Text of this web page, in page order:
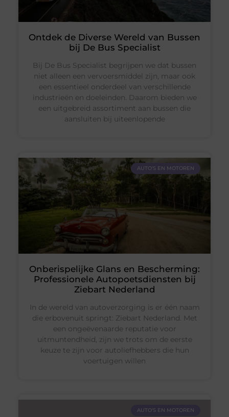
Ontdek de Diverse Wereld van Bussen
bij De Bus Specialist
Bij De Bus Specialist begrijpen we dat bussen
niet alleen een vervoersmiddel zijn, maar ook
een essentieel onderdeel van verschillende
industrieën en doeleinden. Daarom bieden we
een uitgebreid assortiment aan bussen die
aansluiten bij uiteenlopende
AUTO'S EN MOTOREN
Onberispelijke Glans en Bescherming:
Professionele Autopoetsdiensten bij
Ziebart Nederland
In de wereld van autoverzorging is er één naam
die erbovenuit springt: Ziebart Nederland. Met
een ongeëvenaarde reputatie voor
uitmuntendheid, zijn we trots om de eerste
keuze te zijn voor autoliefhebbers die hun
voertuigen willen
AUTO'S EN MOTOREN